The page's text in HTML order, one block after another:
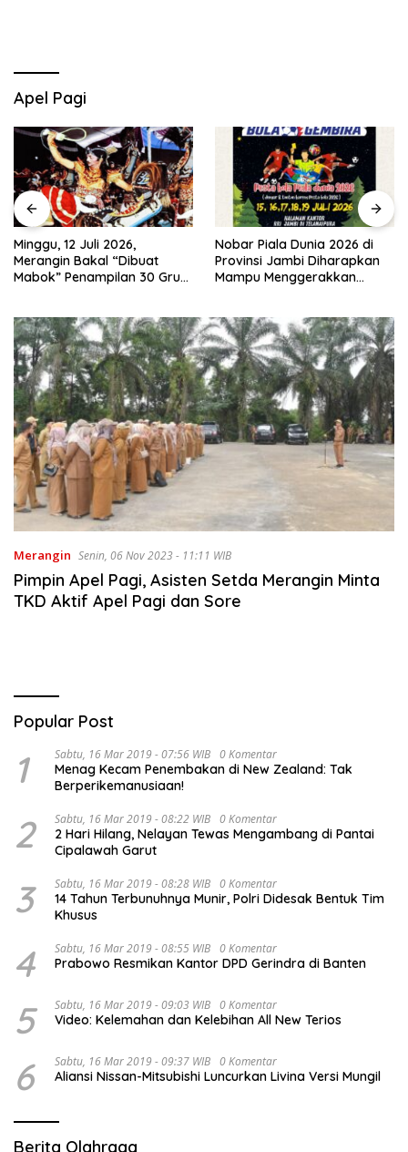
Apel Pagi
Nobar Piala Dunia 2026 di
Provinsi Jambi Diharapkan
Mampu Menggerakkan
Pemkab Merangin Gelar
Diskusi Bersama Tim Pra-
Revalidasi Kawasan Geopark
Merangin Senin, 06 Nov 2023 - 11:11 WIB
Pimpin Apel Pagi, Asisten Setda Merangin Minta
TKD Aktif Apel Pagi dan Sore
Popular Post
1 Sabtu, 16 Mar 2019 - 07:56 WIB 0 Komentar
Menag Kecam Penembakan di New Zealand: Tak
Berperikemanusiaan!
2 Sabtu, 16 Mar 2019 - 08:22 WIB 0 Komentar
2 Hari Hilang, Nelayan Tewas Mengambang di Pantai
Cipalawah Garut
3 Sabtu, 16 Mar 2019 - 08:28 WIB 0 Komentar
14 Tahun Terbunuhnya Munir, Polri Didesak Bentuk Tim
Khusus
4 Sabtu, 16 Mar 2019 - 08:55 WIB 0 Komentar
Prabowo Resmikan Kantor DPD Gerindra di Banten
5 Sabtu, 16 Mar 2019 - 09:03 WIB 0 Komentar
Video: Kelemahan dan Kelebihan All New Terios
6 Sabtu, 16 Mar 2019 - 09:37 WIB 0 Komentar
Aliansi Nissan-Mitsubishi Luncurkan Livina Versi Mungil
Berita Olahraga